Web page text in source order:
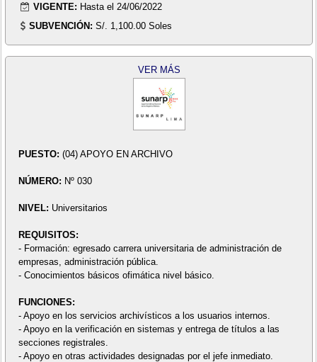
VIGENTE: Hasta el 24/06/2022
SUBVENCIÓN: S/. 1,100.00 Soles
VER MÁS
PUESTO: (04) APOYO EN ARCHIVO
NÚMERO: Nº 030
NIVEL: Universitarios
REQUISITOS:
- Formación: egresado carrera universitaria de administración de
empresas, administración pública.
- Conocimientos básicos ofimática nivel básico.
FUNCIONES:
- Apoyo en los servicios archivísticos a los usuarios internos.
- Apoyo en la verificación en sistemas y entrega de títulos a las
secciones registrales.
- Apoyo en otras actividades designadas por el jefe inmediato.